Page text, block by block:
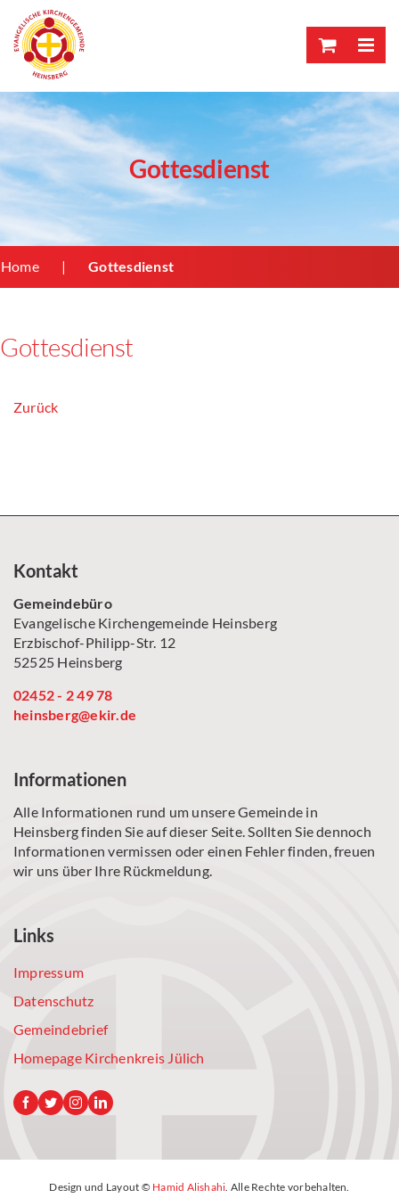
content
Gottesdienst
Home Gottesdienst
Gottesdienst
Zurück
Kontakt
Gemeindebüro
Evangelische Kirchengemeinde Heinsberg
Erzbischof-Philipp-Str. 12
52525 Heinsberg
02452 - 2 49 78
heinsberg@ekir.de
Informationen
Alle Informationen rund um unsere Gemeinde in
Heinsberg finden Sie auf dieser Seite. Sollten Sie dennoch
Informationen vermissen oder einen Fehler finden, freuen
wir uns über Ihre Rückmeldung.
Links
Impressum
Datenschutz
Gemeindebrief
Homepage Kirchenkreis Jülich
Design und Layout © Hamid Alishahi. Alle Rechte vorbehalten.